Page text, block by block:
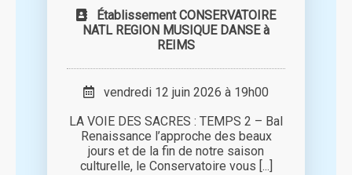
Établissement CONSERVATOIRE
NATL REGION MUSIQUE DANSE à
REIMS
vendredi 12 juin 2026 à 19h00
LA VOIE DES SACRES : TEMPS 2 – Bal
Renaissance l’approche des beaux
jours et de la fin de notre saison
culturelle, le Conservatoire vous [...]